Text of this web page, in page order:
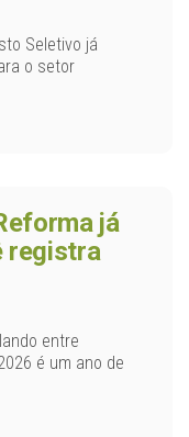
Seletivo já
o setor
já
registra
entre
é um ano de